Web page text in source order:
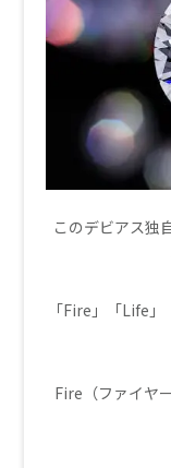
このデビアス独
「Fire」「Life
Fire（ファイヤ